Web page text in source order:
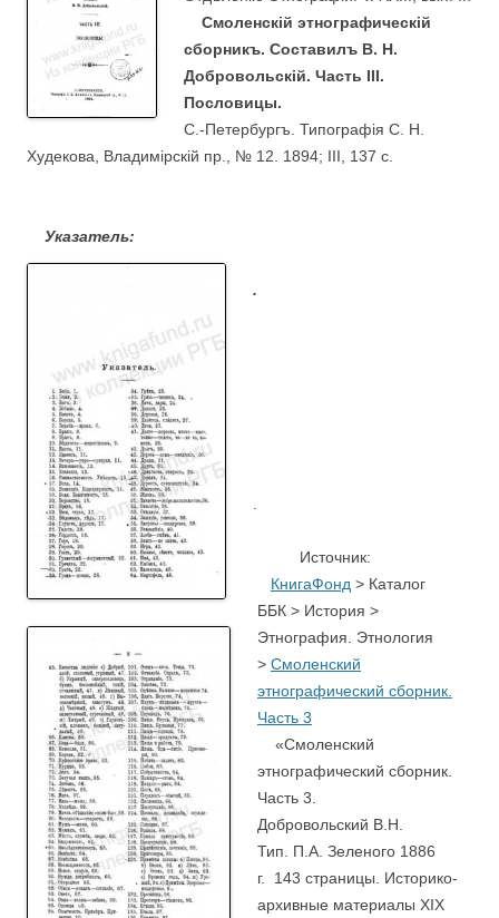
Смоленскiй этнографическiй
сборникъ. Составилъ В. Н.
Добровольскiй. Часть III.
Пословицы.
С.-Петербургъ. Типографiя С. Н.
Худекова, Владимiрскiй пр., № 12. 1894; III, 137 с.
Указатель:
.
Источник:
КнигаФонд > Каталог
ББК > История >
Этнография. Этнология
> Смоленский
этнографический сборник.
Часть 3
«Смоленский
этнографический сборник.
Часть 3.
Добровольский В.Н.
Тип. П.А. Зеленого 1886
г. 143 страницы. Историко-
архивные материалы XIX